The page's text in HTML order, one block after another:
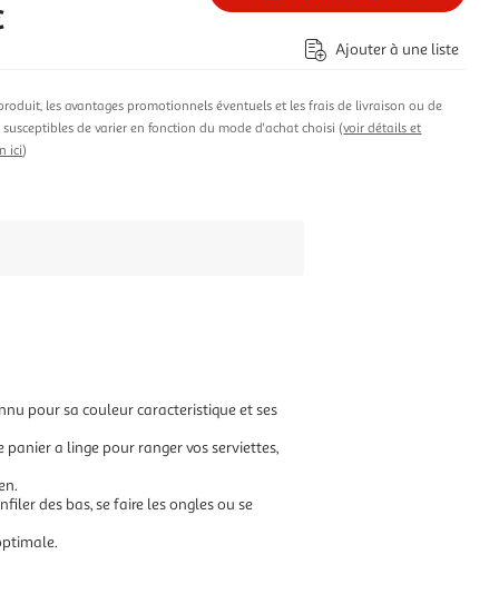
Ajouter à une liste
les avantages promotionnels éventuels et les frais de livraison ou de
de varier en fonction du mode d'achat choisi (voir détails et
ici)
pour sa couleur caracteristique et ses
a linge pour ranger vos serviettes,
des bas, se faire les ongles ou se